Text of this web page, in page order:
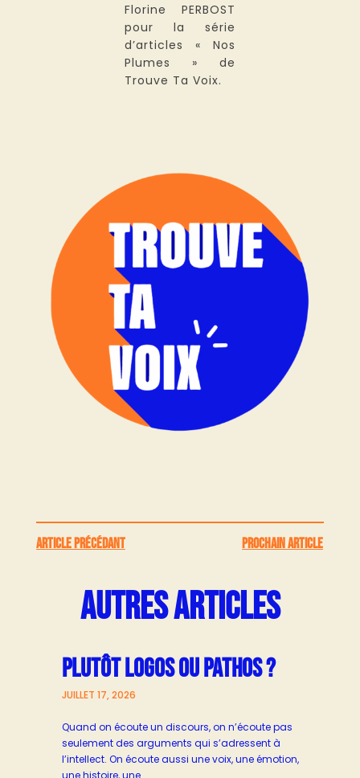
Florine PERBOST
pour la série
d’articles « Nos
Plumes » de
Trouve Ta Voix.
ARTICLE PRÉCÉDANT PROCHAIN ARTICLE
AUTRES ARTICLES
PLUTÔT LOGOS OU PATHOS ?
JUILLET 17, 2026
Quand on écoute un discours, on n’écoute pas
seulement des arguments qui s’adressent à
l’intellect. On écoute aussi une voix, une émotion,
une histoire, une